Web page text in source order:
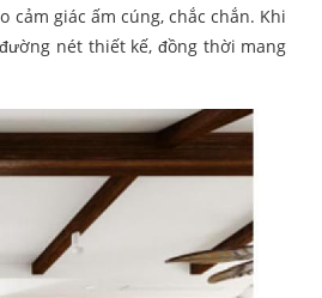
giác ấm cúng, chắc chắn. Khi
nét thiết kế, đồng thời mang